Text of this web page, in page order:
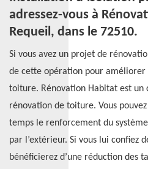
adressez-vous à
Requeil, dans le 72510.
Si vous avez un projet de
de cette opération pour améliorer
toiture. Rénovation Habitat est un
rénovation de toiture. Vous
temps le renforcement du
par l’extérieur. Si vous lui confiez
bénéficierez d’une réduction des